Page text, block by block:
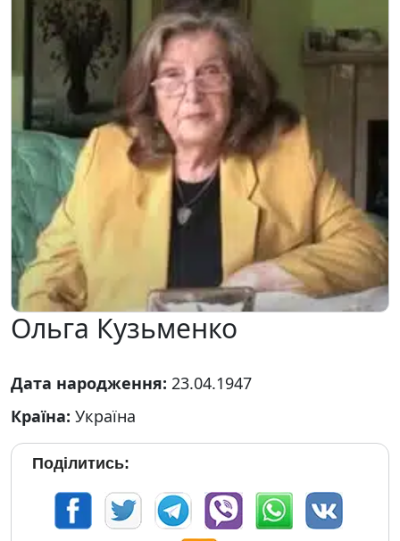
Ольга Кузьменко
Дата народження: 23.04.1947
Країна: Україна
Поділитись: